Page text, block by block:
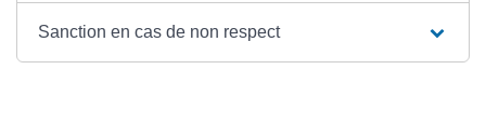
Sanction en cas de non respect